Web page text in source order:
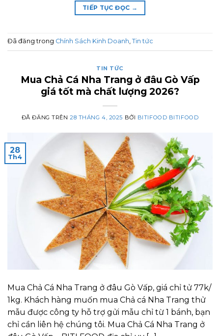
TIẾP TỤC ĐỌC →
Đã đăng trong Chính Sách Kinh Doanh, Tin tức
TIN TỨC
Mua Chả Cá Nha Trang ở đâu Gò Vấp
giá tốt mà chất lượng 2026?
ĐÃ ĐĂNG TRÊN 28 THÁNG 4, 2025 BỞI BITIFOOD BITIFOOD
28
Th4
Mua Chả Cá Nha Trang ở đâu Gò Vấp, giá chỉ tử 77k/
1kg. Khách hàng muốn mua Chả cá Nha Trang thử
mẫu được công ty hỗ trợ gửi mẫu chỉ từ 1 bánh, bạn
chỉ cần liên hệ chúng tôi. Mua Chả Cá Nha Trang ở